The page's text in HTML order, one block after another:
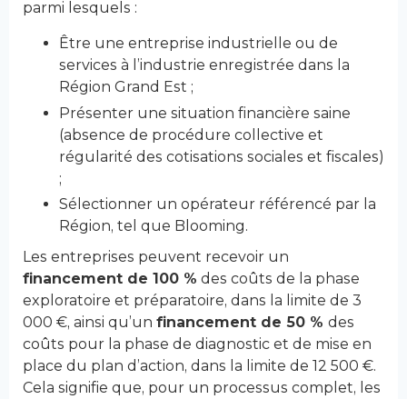
parmi lesquels :
Être une entreprise industrielle ou de
services à l’industrie enregistrée dans la
Région Grand Est ;
Présenter une situation financière saine
(absence de procédure collective et
régularité des cotisations sociales et fiscales)
;
Sélectionner un opérateur référencé par la
Région, tel que Blooming.
Les entreprises peuvent recevoir un
financement de 100 % des coûts de la phase
exploratoire et préparatoire, dans la limite de 3
000 €, ainsi qu’un financement de 50 % des
coûts pour la phase de diagnostic et de mise en
place du plan d’action, dans la limite de 12 500 €.
Cela signifie que, pour un processus complet, les